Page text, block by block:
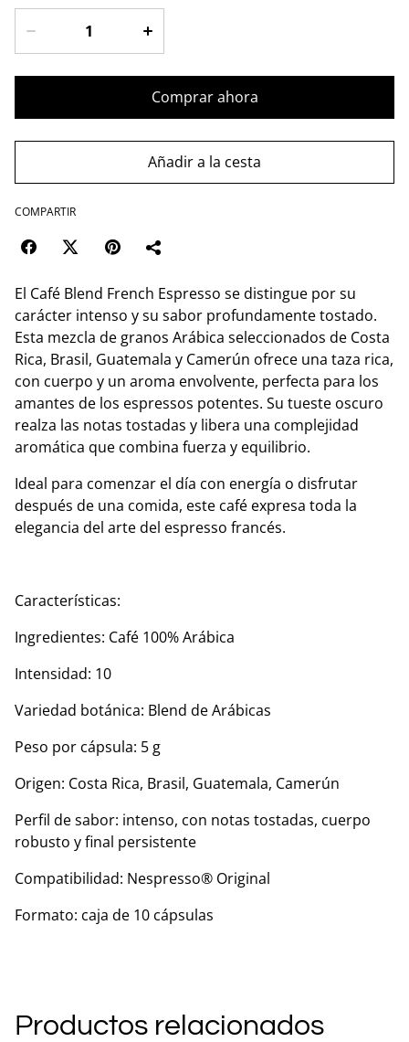
Comprar ahora
Añadir a la cesta
COMPARTIR
El Café Blend French Espresso se distingue por su
carácter intenso y su sabor profundamente tostado.
Esta mezcla de granos Arábica seleccionados de Costa
Rica, Brasil, Guatemala y Camerún ofrece una taza rica,
con cuerpo y un aroma envolvente, perfecta para los
amantes de los espressos potentes. Su tueste oscuro
realza las notas tostadas y libera una complejidad
aromática que combina fuerza y equilibrio.
Ideal para comenzar el día con energía o disfrutar
después de una comida, este café expresa toda la
elegancia del arte del espresso francés.
Características:
Ingredientes: Café 100% Arábica
Intensidad: 10
Variedad botánica: Blend de Arábicas
Peso por cápsula: 5 g
Origen: Costa Rica, Brasil, Guatemala, Camerún
Perfil de sabor: intenso, con notas tostadas, cuerpo
robusto y final persistente
Compatibilidad: Nespresso® Original
Formato: caja de 10 cápsulas
Productos relacionados